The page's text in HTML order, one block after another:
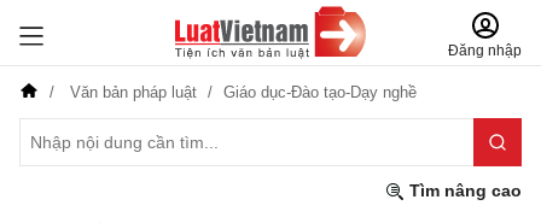
Đăng nhập
Văn bản pháp luật Giáo dục-Đào tạo-Dạy nghề
Tìm nâng cao